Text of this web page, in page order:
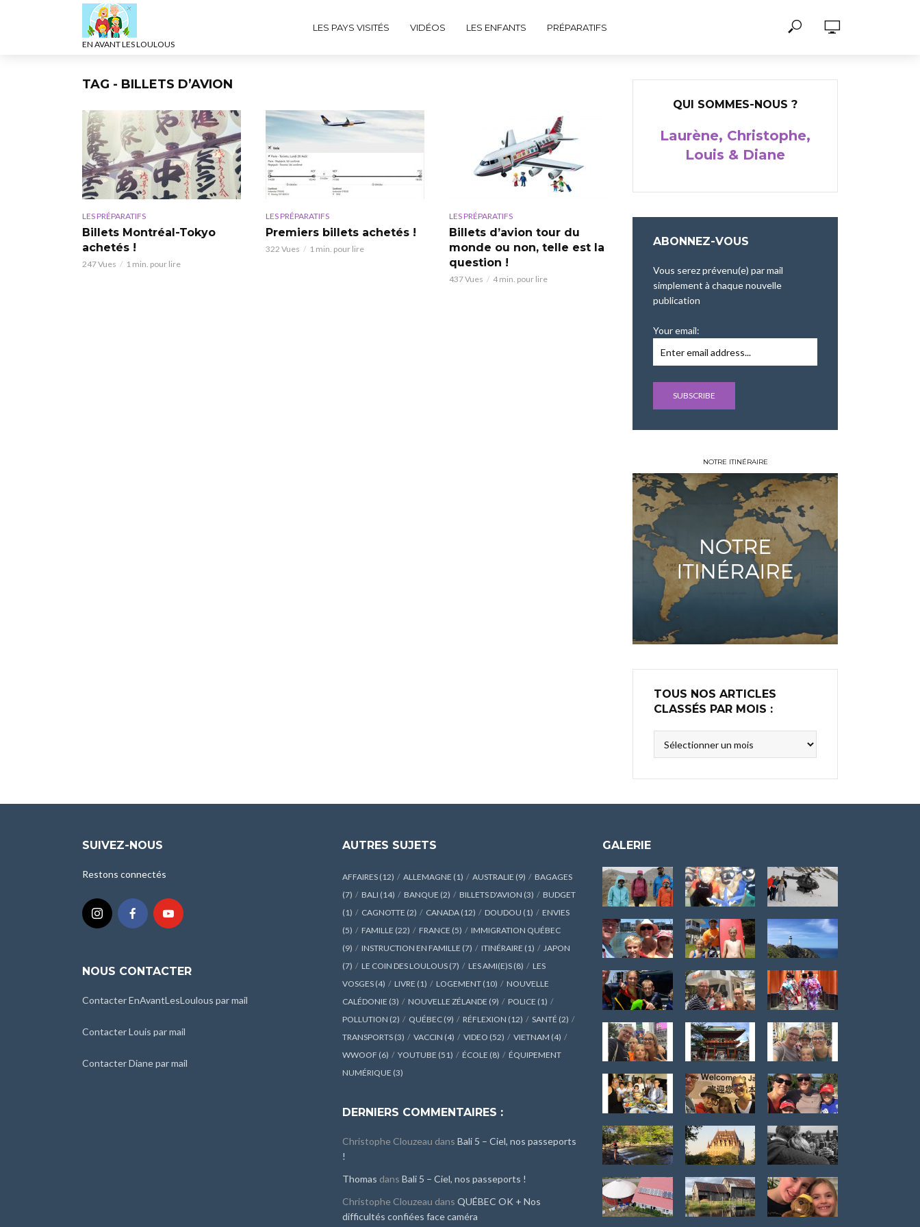
EN AVANT LES LOULOUS
LES PAYS VISITÉS VIDÉOS LES ENFANTS PRÉPARATIFS
TAG - BILLETS D’AVION
LES PRÉPARATIFS
Billets Montréal-Tokyo
achetés !
247 Vues 1 min. pour lire
LES PRÉPARATIFS
Premiers billets achetés !
322 Vues 1 min. pour lire
LES PRÉPARATIFS
Billets d’avion tour du
monde ou non, telle est la
question !
437 Vues 4 min. pour lire
QUI SOMMES-NOUS ?
Laurène, Christophe,
Louis & Diane
ABONNEZ-VOUS
Vous serez prévenu(e) par mail
simplement à chaque nouvelle
publication
Your email:
NOTRE ITINÉRAIRE
TOUS NOS ARTICLES
CLASSÉS PAR MOIS :
nos
classés
SUIVEZ-NOUS
Restons connectés
NOUS CONTACTER
Contacter EnAvantLesLoulous par mail
Contacter Louis par mail
Contacter Diane par mail
AUTRES SUJETS
AFFAIRES (12) ALLEMAGNE (1) AUSTRALIE (9)
BAGAGES
(7)
BALI (14) BANQUE (2) BILLETS D'AVION (3)
BUDGET
(1)
CAGNOTTE (2) CANADA (12) DOUDOU (1)
ENVIES
(5)
FAMILLE (22) FRANCE (5)
IMMIGRATION QUÉBEC
(9)
INSTRUCTION EN FAMILLE (7) ITINÉRAIRE (1)
JAPON
(7)
LE COIN DES LOULOUS (7) LES AMI(E)S (8)
LES
VOSGES (4) LIVRE (1) LOGEMENT (10)
NOUVELLE
CALÉDONIE (3) NOUVELLE ZÉLANDE (9) POLICE (1)
POLLUTION (2) QUÉBEC (9) RÉFLEXION (12) SANTÉ (2)
TRANSPORTS (3) VACCIN (4) VIDEO (52) VIETNAM (4)
WWOOF (6) YOUTUBE (51) ÉCOLE (8)
ÉQUIPEMENT
NUMÉRIQUE (3)
DERNIERS COMMENTAIRES :
Christophe Clouzeau dans Bali 5 – Ciel, nos passeports
!
Thomas dans Bali 5 – Ciel, nos passeports !
Christophe Clouzeau dans QUÉBEC OK + Nos
difficultés confiées face caméra
GALERIE